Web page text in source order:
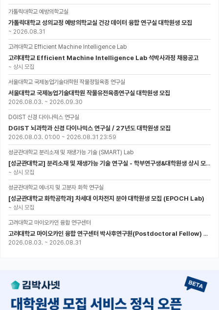
가톨릭대학교 예방의학교실
가톨릭대학교 성의교정 예방의학교실 건강 데이터 융합 연구실 대학원생 모집
~ 2026.08.31
고려대학교 Efficient Machine Intelligence Lab
고려대학교 Efficient Machine Intelligence Lab 석박사과정 채용공고
~ 상시 모집
서울대학교 국제농업기술대학원 작물정밀육종 연구실
서울대학교 국제농업기술대학원 작물유전육종연구실 대학원생 모집
2026.08.03. ~ 2026.09.30
DGIST 신경 다이나믹스 연구실
DGIST 뇌과학과 신경 다이나믹스 연구실 / 27년도 대학원생 모집
2026.08.03. 01:00 ~ 2026.08.31 23:59
성균관대학교 분리소재 및 재생가능 기술 (SMART) Lab
[성균관대학교] 분리소재 및 재생가능 기술 연구실 - 학부연구생&대학원생 상시 모집 (미래에너지공학과)
~ 상시 모집
성균관대학교 에너지 및 고분자 화학 연구실
[성균관대학교 화학공학과] 차세대 이차전지 분야 대학원생 모집 (EPOCH Lab)
~ 상시 모집
고려대학교 마이오카인 융합 연구센터
고려대학교 마이오카인 융합 연구센터 박사후연구원(Postdoctoral Fellow) 모집
2026.08.03. ~ 2026.08.31